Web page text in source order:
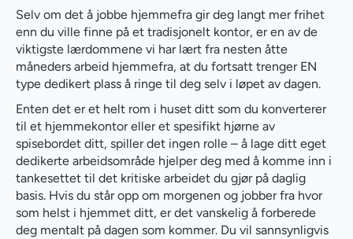
Selv om det å jobbe hjemmefra gir deg langt mer frihet
enn du ville finne på et tradisjonelt kontor, er en av de
viktigste lærdommene vi har lært fra nesten åtte
måneders arbeid hjemmefra, at du fortsatt trenger EN
type dedikert plass å ringe til deg selv i løpet av dagen.
Enten det er et helt rom i huset ditt som du konverterer
til et hjemmekontor eller et spesifikt hjørne av
spisebordet ditt, spiller det ingen rolle – å lage ditt eget
dedikerte arbeidsområde hjelper deg med å komme inn i
tankesettet til det kritiske arbeidet du gjør på daglig
basis. Hvis du står opp om morgenen og jobber fra hvor
som helst i hjemmet ditt, er det vanskelig å forberede
deg mentalt på dagen som kommer. Du vil sannsynligvis